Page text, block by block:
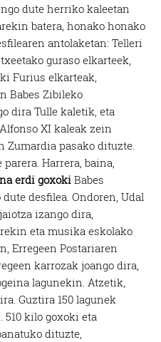
dute herriko kaleetan
batera, honako honako
antolaketan: Telleri
guraso elkarteek,
Furius elkarteak,
Babes Zibileko
dira Tulle kaletik, eta
XI kaleak zein
Zumardia pasako dituzte.
Harrera, baina,
erdi goxokiBabes
desfilea. Ondoren, Udal
izango dira,
eta musika eskolako
Erregeen Postariaren
karrozak joango dira,
lagunekin. Atzetik,
Guztira 150 lagunek
kilo goxoki eta
dituzte,